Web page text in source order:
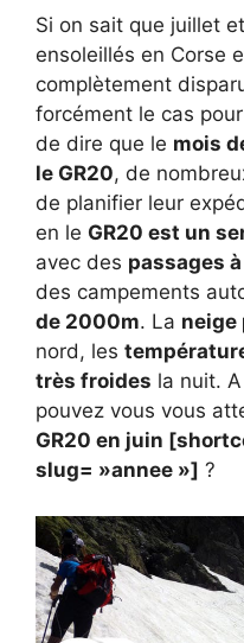
Si on sait que juillet
ensoleillés en Corse
complètement
forcément le cas
de dire que le mois
le GR20, de
de planifier leur
en le GR20 est un
avec des passages
des campements
de 2000m. La neige
nord, les
très froides la nuit.
pouvez vous vous
GR20 en juin
slug= »annee »] ?